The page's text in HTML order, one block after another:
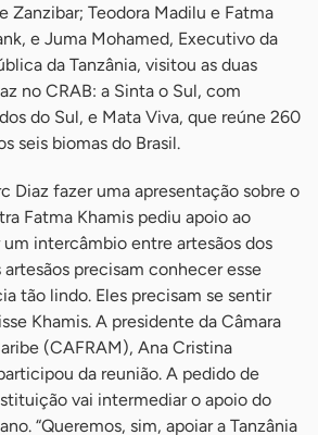
Zanzibar; Teodora Madilu e Fatma
e Juma Mohamed, Executivo da
da Tanzânia, visitou as duas
no CRAB: a Sinta o Sul, com
do Sul, e Mata Viva, que reúne 260
seis biomas do Brasil.
Diaz fazer uma apresentação sobre o
Fatma Khamis pediu apoio ao
um intercâmbio entre artesãos dos
artesãos precisam conhecer esse
tão lindo. Eles precisam se sentir
Khamis. A presidente da Câmara
(CAFRAM), Ana Cristina
da reunião. A pedido de
vai intermediar o apoio do
“Queremos, sim, apoiar a Tanzânia